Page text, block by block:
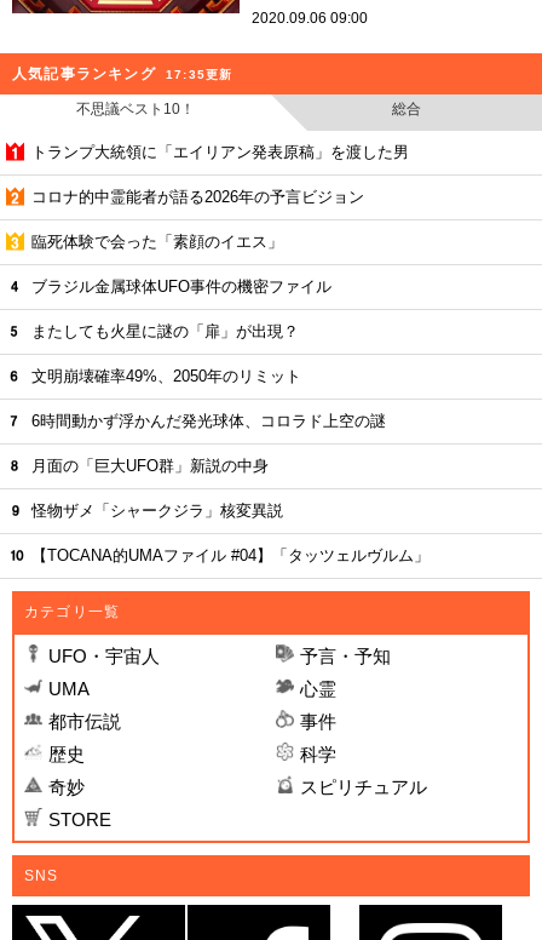
2020.09.06 09:00
人気記事ランキング 17:35更新
不思議ベスト10！ 総合
トランプ大統領に「エイリアン発表原稿」を渡した男
コロナ的中霊能者が語る2026年の予言ビジョン
臨死体験で会った「素顔のイエス」
ブラジル金属球体UFO事件の機密ファイル
またしても火星に謎の「扉」が出現？
文明崩壊確率49%、2050年のリミット
6時間動かず浮かんだ発光球体、コロラド上空の謎
月面の「巨大UFO群」新説の中身
怪物ザメ「シャークジラ」核変異説
【TOCANA的UMAファイル #04】「タッツェルヴルム」
カテゴリ一覧
UFO・宇宙人
予言・予知
UMA
心霊
都市伝説
事件
歴史
科学
奇妙
スピリチュアル
STORE
SNS